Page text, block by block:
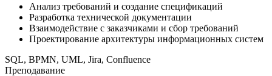
Анализ требований и создание спецификаций
Разработка технической документации
Взаимодействие с заказчиками и сбор требований
Проектирование архитектуры информационных систем
SQL, BPMN, UML, Jira, Confluence
Преподавание